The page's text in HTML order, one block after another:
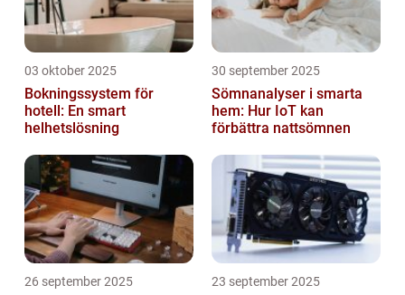
03 oktober 2025
Bokningssystem för
hotell: En smart
helhetslösning
30 september 2025
Sömnanalyser i smarta
hem: Hur IoT kan
förbättra nattsömnen
26 september 2025 23 september 2025